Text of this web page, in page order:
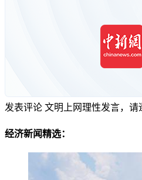
发表评论 文明上网理性发言，请
经济新闻精选：